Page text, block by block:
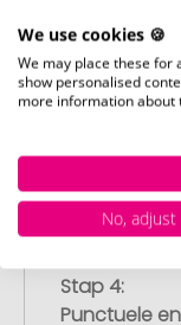
Stap 3:
U ontvangt
dit heeft
met de
Stap 4:
Punctuele
We use cookies 🍪
We may place these for
show personalised
more information about
No, adjust